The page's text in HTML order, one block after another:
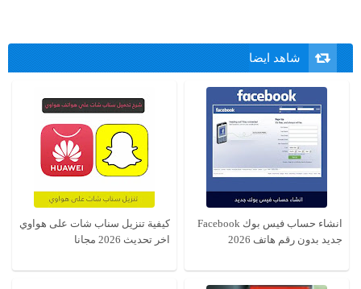
شاهد ايضا
انشاء حساب فيس بوك Facebook
جديد بدون رقم هاتف 2026
كيفية تنزيل سناب شات على هواوي
اخر تحديث 2026 مجانا